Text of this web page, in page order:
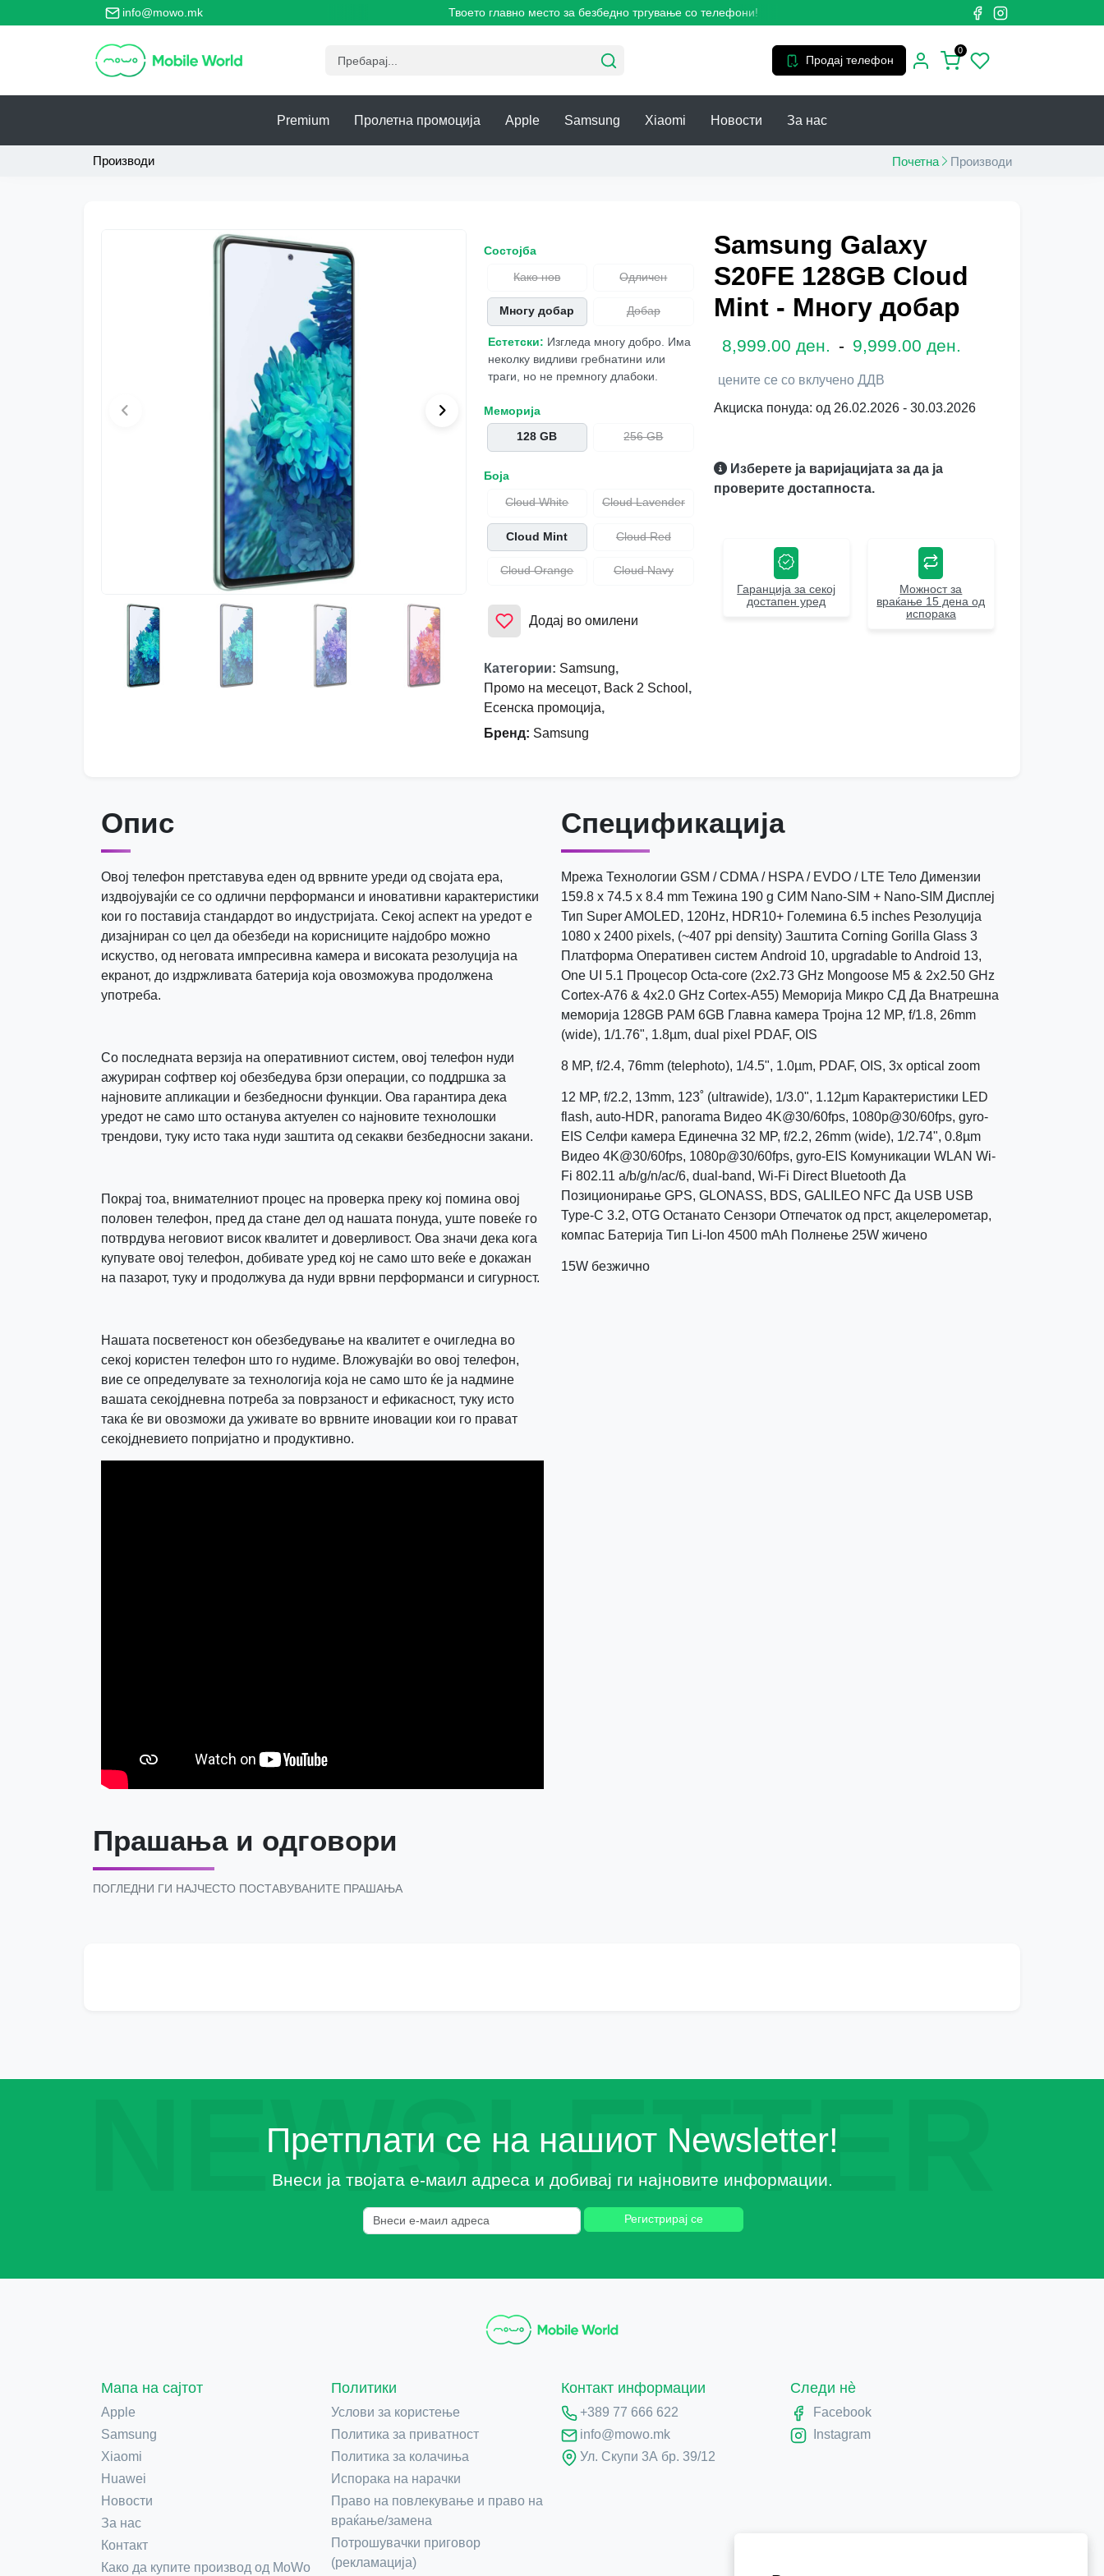
info@mowo.mk
главно место за безбедно тргување со телефони! Твоето главно место за безбедно тргување со телефони!
Продај телефон
0
Premium Пролетна промоција Apple Samsung Xiaomi Новости За нас
Производи Почетна Производи
Состојба
Како нов
Одличен
Многу добар Добар
Естетски: Изгледа многу добро. Има
неколку видливи гребнатини или
траги, но не премногу длабоки.
Меморија
128 GB
256 GB
Боја
Cloud White
Cloud Lavender
Cloud Mint Cloud Red
Cloud Orange Cloud Navy
Додај во омилени
Категории: Samsung,
Промо на месецот, Back 2 School ,
Есенска промоција,
Бренд: Samsung
Samsung Galaxy
S20FE 128GB Cloud
Mint - Многу добар
8,999.00 ден. - 9,999.00 ден.
цените се со вклучено ДДВ
Акциска понуда: од 26.02.2026 - 30.03.2026
Изберете ја варијацијата за да ја
проверите достапноста.
Гаранција за секој
достапен уред
Можност за
враќање 15 дена од
испорака
Опис
Овој телефон претставува еден од врвните уреди од својата ера,
издвојувајќи се со одлични перформанси и иновативни карактеристики
кои го поставија стандардот во индустријата. Секој аспект на уредот е
дизајниран со цел да обезбеди на корисниците најдобро можно
искуство, од неговата импресивна камера и високата резолуција на
екранот, до издржливата батерија која овозможува продолжена
употреба.
Со последната верзија на оперативниот систем, овој телефон нуди
ажуриран софтвер кој обезбедува брзи операции, со поддршка за
најновите апликации и безбедносни функции. Ова гарантира дека
уредот не само што останува актуелен со најновите технолошки
трендови, туку исто така нуди заштита од секакви безбедносни закани.
Покрај тоа, внимателниот процес на проверка преку кој помина овој
половен телефон, пред да стане дел од нашата понуда, уште повеќе го
потврдува неговиот висок квалитет и доверливост. Ова значи дека кога
купувате овој телефон, добивате уред кој не само што веќе е докажан
на пазарот, туку и продолжува да нуди врвни перформанси и сигурност.
Нашата посветеност кон обезбедување на квалитет е очигледна во
секој користен телефон што го нудиме. Вложувајќи во овој телефон,
вие се определувате за технологија која не само што ќе ја надмине
вашата секојдневна потреба за поврзаност и ефикасност, туку исто
така ќе ви овозможи да уживате во врвните иновации кои го прават
секојдневието попријатно и продуктивно.
Спецификација
Мрежа Технологии GSM / CDMA / HSPA / EVDO / LTE Тело Димензии
159.8 x 74.5 x 8.4 mm Тежина 190 g СИМ Nano-SIM + Nano-SIM Дисплеј
Тип Super AMOLED, 120Hz, HDR10+ Големина 6.5 inches Резолуција
1080 x 2400 pixels, (~407 ppi density) Заштита Corning Gorilla Glass 3
Платформа Оперативен систем Android 10, upgradable to Android 13,
One UI 5.1 Процесор Octa-core (2x2.73 GHz Mongoose M5 & 2x2.50 GHz
Cortex-A76 & 4x2.0 GHz Cortex-A55) Меморија Микро СД Да Внатрешна
меморија 128GB РАМ 6GB Главна камера Тројна 12 MP, f/1.8, 26mm
(wide), 1/1.76", 1.8µm, dual pixel PDAF, OIS
8 MP, f/2.4, 76mm (telephoto), 1/4.5", 1.0µm, PDAF, OIS, 3x optical zoom
12 MP, f/2.2, 13mm, 123˚ (ultrawide), 1/3.0", 1.12µm Карактеристики LED
flash, auto-HDR, panorama Видео 4K@30/60fps, 1080p@30/60fps, gyro-
EIS Селфи камера Единечна 32 MP, f/2.2, 26mm (wide), 1/2.74", 0.8µm
Видео 4K@30/60fps, 1080p@30/60fps, gyro-EIS Комуникации WLAN Wi-
Fi 802.11 a/b/g/n/ac/6, dual-band, Wi-Fi Direct Bluetooth Да
Позиционирање GPS, GLONASS, BDS, GALILEO NFC Да USB USB
Type-C 3.2, OTG Останато Сензори Отпечаток од прст, акцелерометар,
компас Батерија Тип Li-Ion 4500 mAh Полнење 25W жичено
15W безжично
Прашања и одговори
ПОГЛЕДНИ ГИ НАЈЧЕСТО ПОСТАВУВАНИТЕ ПРАШАЊА
NEWSLETTER
Претплати се на нашиот Newsletter!
Внеси ја твојата е-маил адреса и добивај ги најновите информации.
Регистрирај се
Мапа на сајтот
Apple
Samsung
Xiaomi
Huawei
Новости
За нас
Контакт
Како да купите производ од MoWo
Политики
Услови за користење
Политика за приватност
Политика за колачиња
Испорака на нарачки
Право на повлекување и право на
враќање/замена
Потрошувачки приговор
(рекламација)
Контакт информации
+389 77 666 622
info@mowo.mk
Ул. Скупи 3А бр. 39/12
Следи нè
Facebook
Instagram